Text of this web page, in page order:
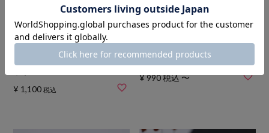
ガラス製 フロスト厚底アミ
ューズグラス 7ｃｍ ２個セ
¥ 1,100 税込
ガラス製 木製ハンドルミル
クソースピッチャー
¥990税込〜